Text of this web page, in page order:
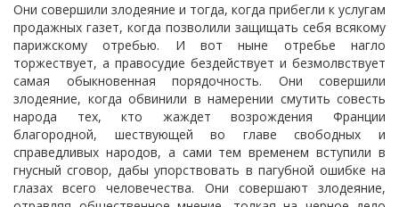
Они совершили злодеяние и тогда, когда прибегли к услугам
продажных газет, когда позволили защищать себя всякому
парижскому отребью. И вот ныне отребье нагло
торжествует, а правосудие бездействует и безмолвствует
самая обыкновенная порядочность. Они совершили
злодеяние, когда обвинили в намерении смутить совесть
народа тех, кто жаждет возрождения Франции
благородной, шествующей во главе свободных и
справедливых народов, а сами тем временем вступили в
гнусный сговор, дабы упорствовать в пагубной ошибке на
глазах всего человечества. Они совершают злодеяние,